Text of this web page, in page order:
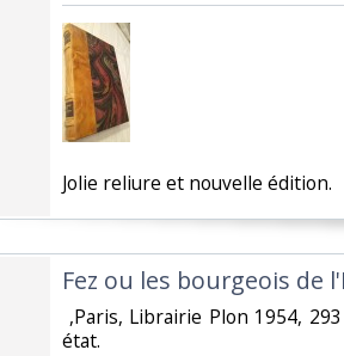
‎Jolie reliure et nouvelle édition.‎
‎Fez ou les bourgeois de
,Paris, Librairie Plon 1954,
état.‎